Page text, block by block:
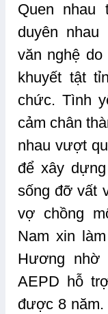
Quen nhau
duyên
văn nghệ
khuyết tật
chức. Tình
cảm chân
nhau vượt
để xây
sống đỡ vất
vợ chồng
Nam xin
Hương nhờ
AEPD hỗ
được 8